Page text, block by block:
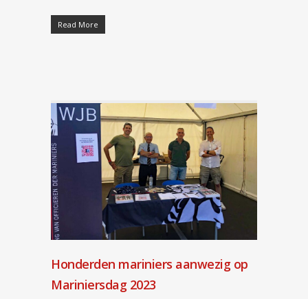
Read More
Honderden mariniers aanwezig op
Mariniersdag 2023